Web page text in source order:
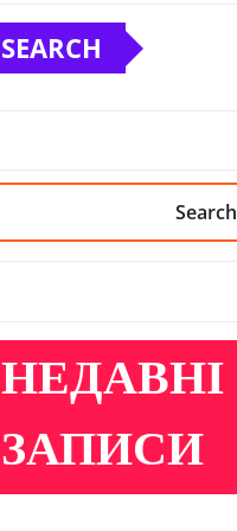
SEARCH
Search
НЕДАВНІ
ЗАПИСИ